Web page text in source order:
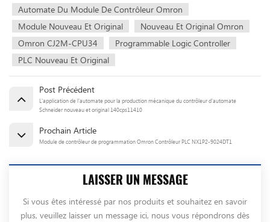
Automate Du Module De Contrôleur Omron
Module Nouveau Et Original
Nouveau Et Original Omron
Omron CJ2M-CPU34
Programmable Logic Controller
PLC Nouveau Et Original
Post Précédent
L'application de l'automate pour la production mécanique du contrôleur d'automate
Schneider nouveau et original 140cps11410
Prochain Article
Module de contrôleur de programmation Omron Contrôleur PLC NX1P2-9024DT1
LAISSER UN MESSAGE
Si vous êtes intéressé par nos produits et souhaitez en savoir
plus, veuillez laisser un message ici, nous vous répondrons dès